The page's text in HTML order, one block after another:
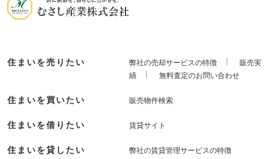
住まいを売りたい 弊社の売却サービスの特徴
販売実
績
無料査定のお問い合わせ
住まいを買いたい 販売物件検索
住まいを借りたい 賃貸サイト
住まいを貸したい 弊社の賃貸管理サービスの特徴